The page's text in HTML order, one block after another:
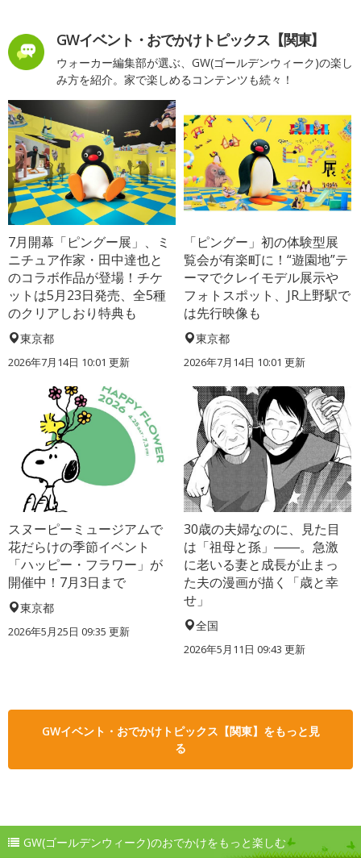
GWイベント・おでかけトピックス【関東】
ウォーカー編集部が選ぶ、GW(ゴールデンウィーク)の楽し
み方を紹介。家で楽しめるコンテンツも続々！
7月開幕「ピングー展」、ミ
ニチュア作家・田中達也と
のコラボ作品が登場！チケ
ットは5月23日発売、全5種
のクリアしおり特典も
東京都
2026年7月14日 10:01 更新
「ピングー」初の体験型展
覧会が有楽町に！“遊園地”テ
ーマでクレイモデル展示や
フォトスポット、JR上野駅で
は先行映像も
東京都
2026年7月14日 10:01 更新
スヌーピーミュージアムで
花だらけの季節イベント
「ハッピー・フラワー」が
開催中！7月3日まで
東京都
2026年5月25日 09:35 更新
30歳の夫婦なのに、見た目
は「祖母と孫」――。急激
に老いる妻と成長が止まっ
た夫の漫画が描く「歳と幸
せ」
全国
2026年5月11日 09:43 更新
GWイベント・おでかけトピックス【関東】をもっと見
る
GW(ゴールデンウィーク)のおでかけをもっと楽しむ